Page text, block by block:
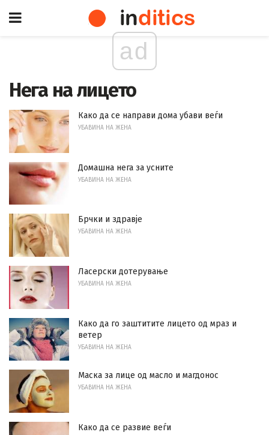
ad
Нега на лицето
Како да се направи дома убави веѓи
УБАВИНА НА ЖЕНА
Домашна нега за усните
УБАВИНА НА ЖЕНА
Брчки и здравје
УБАВИНА НА ЖЕНА
Ласерски дотерување
УБАВИНА НА ЖЕНА
Како да го заштитите лицето од мраз и
ветер
УБАВИНА НА ЖЕНА
Маска за лице од масло и магдонос
УБАВИНА НА ЖЕНА
Како да се развие веѓи